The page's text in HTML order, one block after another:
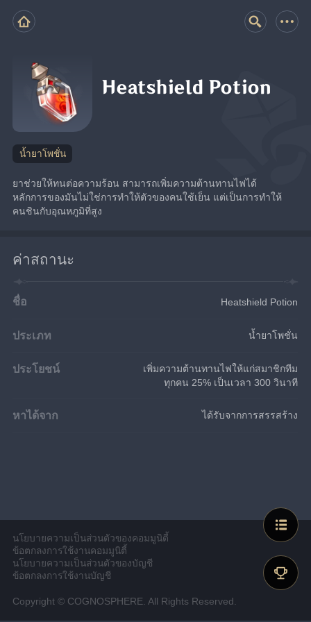
Heatshield Potion
น้ำยาโพชั่น
ยาช่วยให้ทนต่อความร้อน สามารถเพิ่มความต้านทานไฟได้
หลักการของมันไม่ใช่การทำให้ตัวของคนใช้เย็น แต่เป็นการทำให้
คนชินกับอุณหภูมิที่สูง
ค่าสถานะ
ชื่อ Heatshield Potion
ประเภท น้ำยาโพชั่น
ประโยชน์
เพิ่มความต้านทานไฟให้แก่สมาชิกทีม
ทุกคน 25% เป็นเวลา 300 วินาที
หาได้จาก ได้รับจากการสรรสร้าง
นโยบายความเป็นส่วนตัวของคอมมูนิตี้
ข้อตกลงการใช้งานคอมมูนิตี้
นโยบายความเป็นส่วนตัวของบัญชี
ข้อตกลงการใช้งานบัญชี
Copyright © COGNOSPHERE. All Rights Reserved.